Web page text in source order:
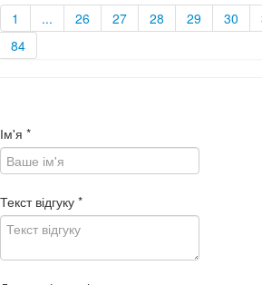
1 ... 26 27 28 29 30
84
Ім'я *
Текст відгуку *